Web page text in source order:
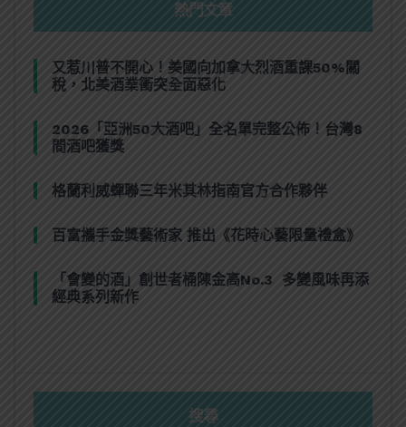
熱門文章
又惹川普不開心！美國向加拿大烈酒重課50%關
稅，北美酒業衝突全面惡化
2026「亞洲50大酒吧」全名單完整公佈！台灣8
間酒吧獲獎
格蘭利威蟬聯三年米其林指南官方合作夥伴
百富攜手金獎藝術家 推出《花時心藝限量禮盒》
「會變的酒」創世者桶陳金高No.3 多變風味再添
經典系列新作
搜尋